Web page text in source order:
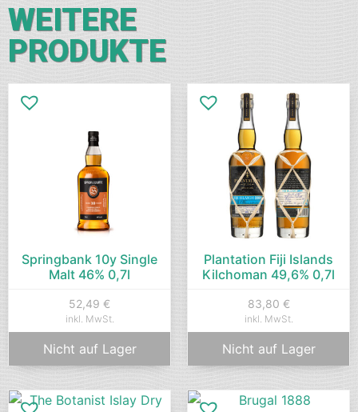
WEITERE
PRODUKTE
Springbank 10y Single
Malt 46% 0,7l
52,49 €
inkl. MwSt.
Nicht auf Lager
Plantation Fiji Islands
Kilchoman 49,6% 0,7l
83,80 €
inkl. MwSt.
Nicht auf Lager